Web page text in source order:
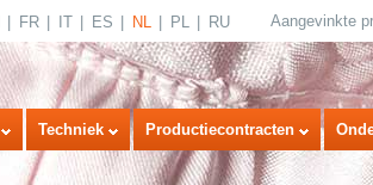
FR IT ES NL PL RU Aangevinkte
Techniek Productiecontracten